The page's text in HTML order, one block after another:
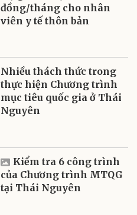
đồng/tháng cho nhân
viên y tế thôn bản
Nhiều thách thức trong
thực hiện Chương trình
mục tiêu quốc gia ở Thái
Nguyên
Kiểm tra 6 công trình
của Chương trình MTQG
tại Thái Nguyên